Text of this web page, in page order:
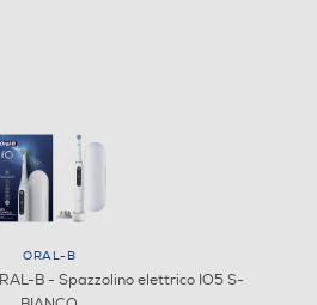
ORAL-B
B - Spazzolino elettrico IO5 S-